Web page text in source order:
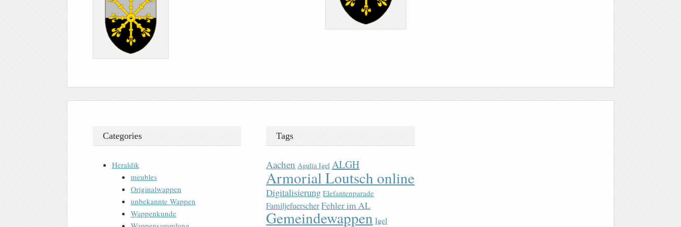
Categories
Heraldik
meubles
Originalwappen
unbekannte Wappen
Wappenkunde
Tags
Aachen Agulia Igel ALGH
Armorial Loutsch online
Digitalisierung Elefantenparade
FamiljefuerscherFehler im AL
Gemeindewappen Igel